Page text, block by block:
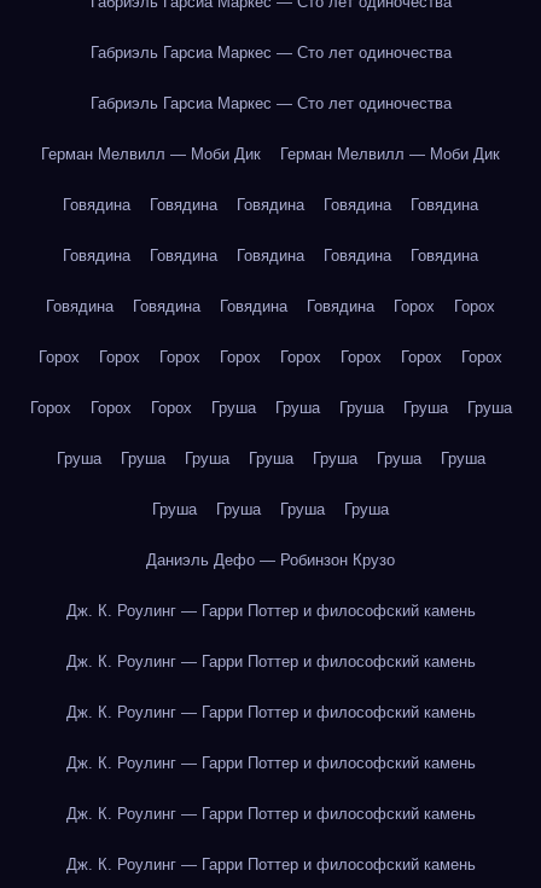
Габриэль Гарсиа Маркес — Сто лет одиночества
Габриэль Гарсиа Маркес — Сто лет одиночества
Герман Мелвилл — Моби Дик Герман Мелвилл — Моби Дик
Говядина Говядина Говядина Говядина Говядина
Говядина Говядина Говядина Говядина Говядина
Говядина Говядина Говядина Говядина Горох Горох
Горох Горох Горох Горох Горох Горох Горох Горох
Горох Горох Горох Груша Груша Груша Груша Груша
Груша Груша Груша Груша Груша Груша Груша
Груша Груша Груша Груша
Даниэль Дефо — Робинзон Крузо
Дж. К. Роулинг — Гарри Поттер и философский камень
Дж. К. Роулинг — Гарри Поттер и философский камень
Дж. К. Роулинг — Гарри Поттер и философский камень
Дж. К. Роулинг — Гарри Поттер и философский камень
Дж. К. Роулинг — Гарри Поттер и философский камень
Дж. К. Роулинг — Гарри Поттер и философский камень